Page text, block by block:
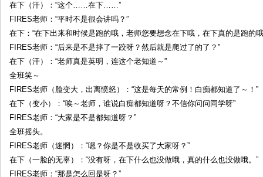
在下（汗）：“这个……在下……”
FIRES老师：“平时不是很会讲吗？”
在下：“在下出来和时候是跑的哦，老师您要想念在下哦，在下真的是跑的
FIRES老师：“后来是不是摔了一跤呀？然后就是爬过了的了？”
在下（汗）：“老师真是英明，连这个老知道～”
全班笑～
FIRES老师（脸变大，出离愤怒）：“这是每天的常例！白痴都知道了～！”
在下（变小）：“唉～老师，谁说白痴都知道呀？不信你问问同学呀”
FIRES老师：“大家是不是都知道呀？”
全班摇头。
FIRES老师（迷惘）：“嗯？你是不是收买了大家呀？”
在下（一脸的无辜）：“没有呀，在下什么也没做哦，真的什么也没做哦。”
FIRES老师：“那是怎么回是呀？”